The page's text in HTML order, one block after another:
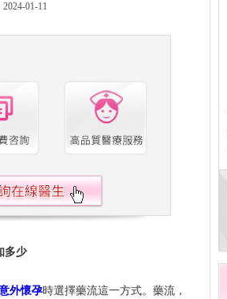
01-11
多少
外懷孕時選擇藥流這一方式。藥流，